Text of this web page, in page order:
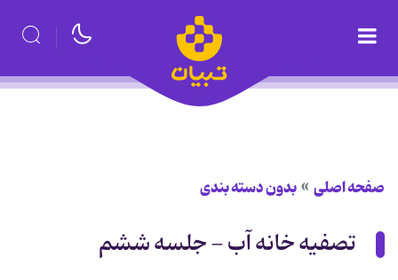
صفحه اصلی بدون دسته بندی
تصفيه خانه آب - جلسه ششم